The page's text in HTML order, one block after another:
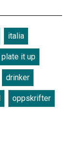
italia
plate it up
drinker
oppskrifter